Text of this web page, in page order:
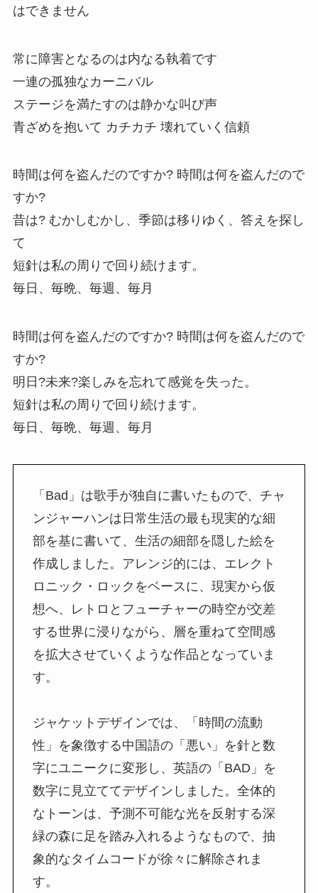
はできません
常に障害となるのは内なる執着です
一連の孤独なカーニバル
ステージを満たすのは静かな叫び声
青ざめを抱いて カチカチ 壊れていく信頼
時間は何を盗んだのですか? 時間は何を盗んだので
すか?
昔は? むかしむかし、季節は移りゆく、答えを探し
て
短針は私の周りで回り続けます。
毎日、毎晩、毎週、毎月
時間は何を盗んだのですか? 時間は何を盗んだので
すか?
明日?未来?楽しみを忘れて感覚を失った。
短針は私の周りで回り続けます。
毎日、毎晩、毎週、毎月
「Bad」は歌手が独自に書いたもので、チャ
ンジャーハンは日常生活の最も現実的な細
部を基に書いて、生活の細部を隠した絵を
作成しました。アレンジ的には、エレクト
ロニック・ロックをベースに、現実から仮
想へ、レトロとフューチャーの時空が交差
する世界に浸りながら、層を重ねて空間感
を拡大させていくような作品となっていま
す。
ジャケットデザインでは、「時間の流動
性」を象徴する中国語の「悪い」を針と数
字にユニークに変形し、英語の「BAD」を
数字に見立ててデザインしました。全体的
なトーンは、予測不可能な光を反射する深
緑の森に足を踏み入れるようなもので、抽
象的なタイムコードが徐々に解除されま
す。